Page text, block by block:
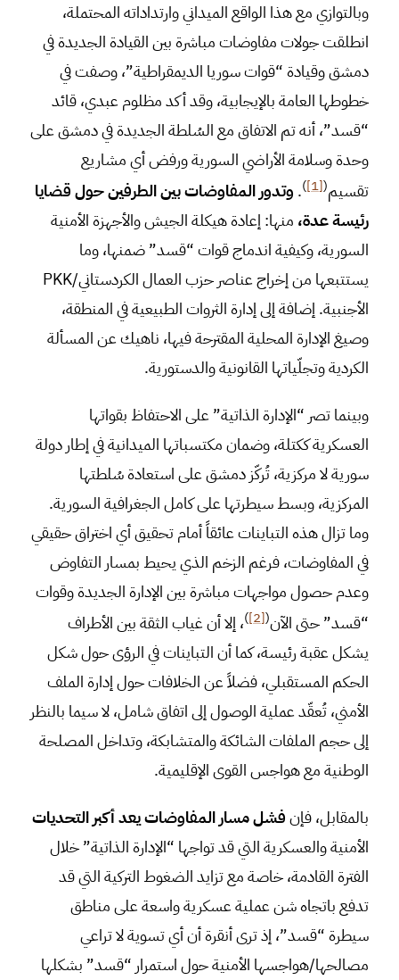
وبالتوازي مع هذا الواقع الميداني وارتداداته المحتملة،
انطلقت جولات مفاوضات مباشرة بين القيادة الجديدة في
دمشق وقيادة “قوات سوريا الديمقراطية”، وصفت في
خطوطها العامة بالإيجابية، وقد أكد مظلوم عبدي، قائد
“قسد”، أنه تم الاتفاق مع السُلطة الجديدة في دمشق على
وحدة وسلامة الأراضي السورية ورفض أي مشاريع
تقسيم(
[1]
)
. وتدور المفاوضات بين الطرفين حول قضايا
رئيسة عدة، منها: إعادة هيكلة الجيش والأجهزة الأمنية
السورية، وكيفية اندماج قوات “قسد” ضمنها، وما
يستتبعها من إخراج عناصر حزب العمال الكردستاني/PKK
الأجنبية. إضافة إلى إدارة الثروات الطبيعية في المنطقة،
وصيغ الإدارة المحلية المقترحة فيها، ناهيك عن المسألة
الكردية وتجلّياتها القانونية والدستورية.
وبينما تصر “الإدارة الذاتية” على الاحتفاظ بقواتها
العسكرية ككتلة، وضمان مكتسباتها الميدانية في إطار دولة
سورية لا مركزية، تُركّز دمشق على استعادة سُلطتها
المركزية، وبسط سيطرتها على كامل الجغرافية السورية.
وما تزال هذه التباينات عائقاً أمام تحقيق أي اختراق حقيقي
في المفاوضات، فرغم الزخم الذي يحيط بمسار التفاوض
وعدم حصول مواجهات مباشرة بين الإدارة الجديدة وقوات
“قسد” حتى الآن(
[2]
)، إلا أن غياب الثقة بين الأطراف
يشكل عقبة رئيسة، كما أن التباينات في الرؤى حول شكل
الحكم المستقبلي، فضلاً عن الخلافات حول إدارة الملف
الأمني، تُعقّد عملية الوصول إلى اتفاق شامل، لا سيما بالنظر
إلى حجم الملفات الشائكة والمتشابكة، وتداخل المصلحة
الوطنية مع هواجس القوى الإقليمية.
بالمقابل، فإنفشل مسار المفاوضات يعد أكبر التحديات
الأمنية والعسكرية التي قد تواجها “الإدارة الذاتية” خلال
الفترة القادمة، خاصة مع تزايد الضغوط التركية التي قد
تدفع باتجاه شن عملية عسكرية واسعة على مناطق
سيطرة “قسد”، إذ ترى أنقرة أن أي تسوية لا تراعي
مصالحها/هواجسها الأمنية حول استمرار “قسد” بشكلها